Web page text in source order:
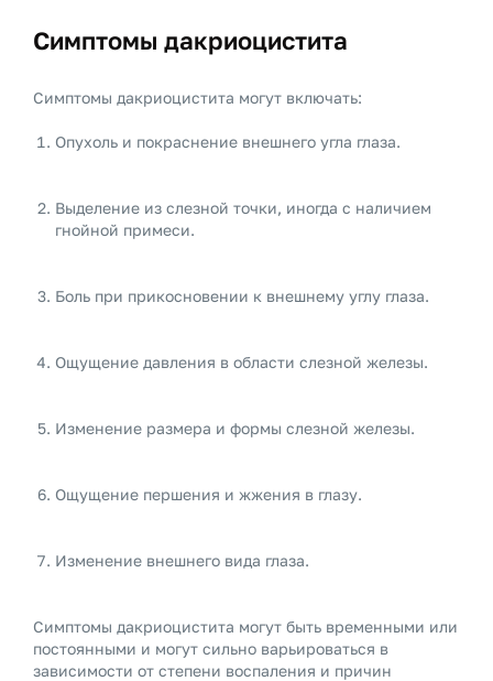
Симптомы дакриоцистита
Симптомы дакриоцистита могут включать:
Опухоль и покраснение внешнего угла глаза.
Выделение из слезной точки, иногда с наличием
гнойной примеси.
Боль при прикосновении к внешнему углу глаза.
Ощущение давления в области слезной железы.
Изменение размера и формы слезной железы.
Ощущение першения и жжения в глазу.
Изменение внешнего вида глаза.
Симптомы дакриоцистита могут быть временными или
постоянными и могут сильно варьироваться в
зависимости от степени воспаления и причин